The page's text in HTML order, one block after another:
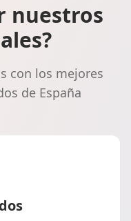
nuestros
con los mejores
de España